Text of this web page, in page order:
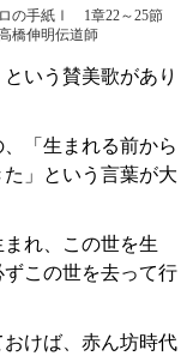
の手紙Ⅰ 1章22～25節
橋伸明伝道師
という賛美歌があり
「生まれる前から
」という言葉が大
れ、この世を生
この世を去って行
けば、赤ん坊時代